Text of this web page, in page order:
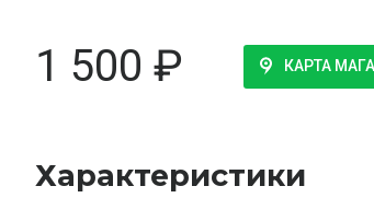
1 500 ₽ КАРТА
Характеристики